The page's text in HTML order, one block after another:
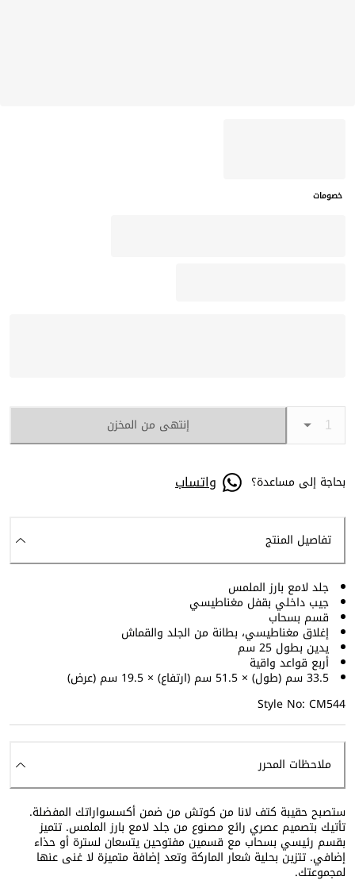
خصومات
إنتهى من المخزن
بحاجة إلى مساعدة؟ واتساب
تفاصيل المنتج
جلد لامع بارز الملمس
جيب داخلي بقفل مغناطيسي
قسم بسحاب
إغلاق مغناطيسي، بطانة من الجلد والقماش
يدين بطول 25 سم
أربع قواعد واقية
33.5 سم (طول) × 51.5 سم (ارتفاع) × 19.5 سم (عرض)
Style No: CM544
ملاحظات المحرر
ستصبح حقيبة كتف لانا من كوتش من ضمن أكسسواراتك المفضلة.
تأتيك بتصميم عصري رائع مصنوع من جلد لامع بارز الملمس. تتميز
بقسم رئيسي بسحاب مع قسمين مفتوحين يتسعان لسترة أو حذاء
إضافي. تتزين بحلية شعار الماركة وتعد إضافة متميزة لا غنى عنها
لمجموعتك.